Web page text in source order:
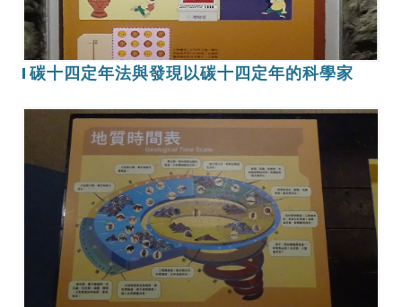
與
現
以
碳
四
定
年
的
科
學
碳十四定年法與發現以碳十四定年的科學家
生
演
化
歷
史
互
動